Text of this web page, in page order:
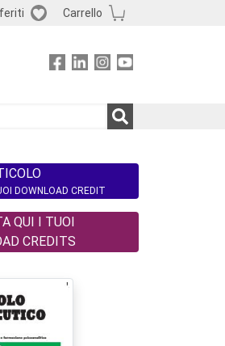
Carrello
DOWNLOAD CREDIT
QUI I TUOI
CREDITS